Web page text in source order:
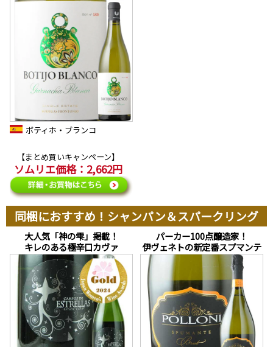
ボティホ・ブランコ
【まとめ買いキャンペーン】
ソムリエ価格：2,662円
同梱におすすめ！シャンパン＆スパークリング
大人気「神の雫」掲載！
キレのある極辛口カヴァ
パーカー100点醸造家！
伊ヴェネトの新定番スプマンテ